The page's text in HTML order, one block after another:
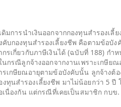
มการนำเงินออกจากกองทุนสำรองเ
บกองทุนสำรองเลี้ยงชีพ คือตามข้อบั
รเกี่ยวกับภาษีเงินได้ (ฉบับที่ 188) ก
กรณีลูกจ้างออกจากงานเพราะเกษีย
รเกษียณอายุตามข้อบังคับนั้น ลูกจ้างต้
ทุนสำรองเลี้ยงชีพ มาไม่น้อยกว่า 5
นื่องกัน แต่กรณีที่เคยเป็นสมาชิก กบ